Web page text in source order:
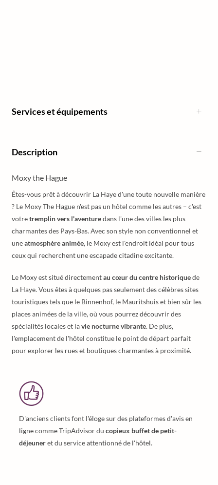
Services et équipements
Description
Moxy the Hague
Êtes-vous prêt à découvrir La Haye d'une toute nouvelle manière
? Le Moxy The Hague n'est pas un hôtel comme les autres – c'est
votretremplin vers l'aventuredans l'une des villes les plus
charmantes des Pays-Bas. Avec son style non conventionnel et
uneatmosphère animée, le Moxy est l'endroit idéal pour tous
ceux qui recherchent une escapade citadine excitante.
Le Moxy est situé directementau cœur du centre historiquede
La Haye. Vous êtes à quelques pas seulement des célèbres sites
touristiques tels que le Binnenhof, le Mauritshuis et bien sûr les
places animées de la ville, où vous pourrez découvrir des
spécialités locales et lavie nocturne vibrante. De plus,
l'emplacement de l'hôtel constitue le point de départ parfait
pour explorer les rues et boutiques charmantes à proximité.
D'anciens clients font l'éloge sur des plateformes d'avis en
ligne comme TripAdvisor du copieux buffet de petit-
déjeuneret du service attentionné de l'hôtel.